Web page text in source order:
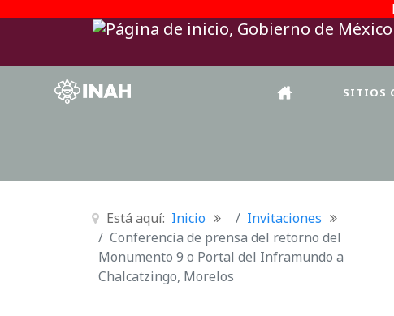
SITIOS
Está aquí: Inicio
Invitaciones
Conferencia de prensa del retorno del
Monumento 9 o Portal del Inframundo a
Chalcatzingo, Morelos